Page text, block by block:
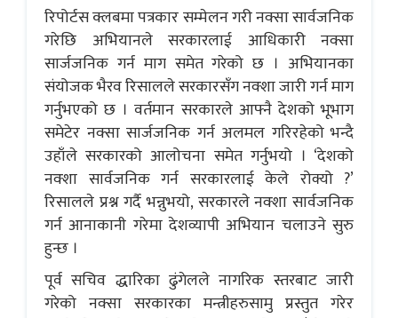
रिपोर्टस क्लबमा पत्रकार सम्मेलन गरी नक्सा सार्वजनिक
गरेछि अभियानले सरकारलाई आधिकारी नक्सा
सार्जजनिक गर्न माग समेत गरेको छ । अभियानका
संयोजक भैरव रिसालले सरकारसँग नक्शा जारी गर्न माग
गर्नुभएको छ । वर्तमान सरकारले आफ्नै देशको भूभाग
समेटेर नक्सा सार्जजनिक गर्न अलमल गरिरहेको भन्दै
उहाँले सरकारको आलोचना समेत गर्नुभयो । ‘देशको
नक्शा सार्वजनिक गर्न सरकारलाई केले रोक्यो ?’
रिसालले प्रश्न गर्दै भन्नुभयो, सरकारले नक्शा सार्वजनिक
गर्न आनाकानी गरेमा देशव्यापी अभियान चलाउने सुरु
हुन्छ ।
पूर्व सचिव द्धारिका ढुंगेलले नागरिक स्तरबाट जारी
गरेको नक्सा सरकारका मन्त्रीहरुसामु प्रस्तुत गरेर